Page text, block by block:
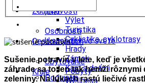
Tipy
Výlet
Turistika
Cyklistika, cyklotrasy
Hrady
Zámok
Kam s deťmi
Podujatia
Zaujímavosti
Osobnosti
U susedov vo svete
Cestovný ruch
Ubytovanie
Pobyty
Wellness
Kraje
Sušenie potravín v lete, keď je
záhrade sa to len tak hemží
zeleniny. Na lúkach rastú liečivé